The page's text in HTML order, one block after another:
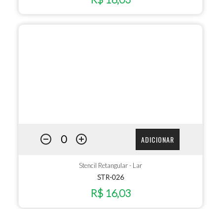
ADICIONAR
Stencil Retangular - Lar
STR-026
R$ 16,03